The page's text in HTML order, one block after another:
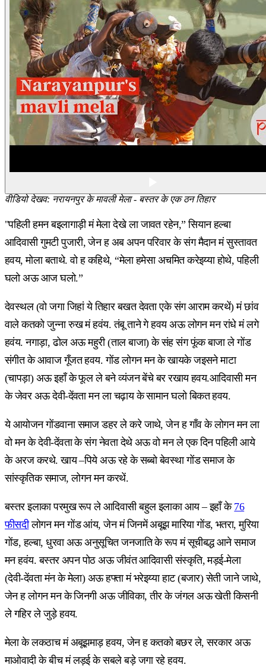
वीडियो देखव: नरायनपुर के मावली मेला - बस्तर के एक ठन तिहार
"पहिली हमन बइलागाड़ी मं मेला देखे ला जावत रहेन,” सियान हल्बा
आदिवासी गुमटी पुजारी, जेन ह अब अपन परिवार के संग मैदान मं सुस्तावत
हवय, मोला बताथे. वो ह कहिथे, “मेला हमेसा अचमित करेइय्या होथे, पहिली
घलो अऊ आज घलो.”
देवस्थल (वो जगा जिहां ये तिहार बखत देवता एके संग आराम करथें) मं छांव
वाले कतको जुन्ना रुख मं हवंय. तंबू ताने गे हवय अऊ लोगन मन रांधे मं लगे
हवंय. नगाड़ा, ढोल अऊ महुरी (ताल बाजा) के संह संग फूंक बाजा ले गोंड
संगीत के आवाज गूँजत हवय. गोंड लोगन मन के खायके जइसने माटा
(चापड़ा) अऊ इहाँ के फूल ले बने व्यंजन बेंचे बर रखाय हवय.आदिवासी मन
के जेवर अऊ देवी-देंवता मन ला चढ़ाय के सामान घलो बिकत हवय.
ये आयोजन गोंडवाना समाज डहर ले करे जाथे, जेन ह गाँव के लोगन मन ला
वो मन के देवी-देंवता के संग नेवता देथे अऊ वो मन ले एक दिन पहिली आये
के अरज करथे. खाय –पिये अऊ रहे के सब्बो बेवस्था गोंड समाज के
सांस्कृतिक समाज, लोगन मन करथें.
बस्तर इलाका परमुख रूप ले आदिवासी बहुल इलाका आय – इहाँ के 76
फीसदीलोगन मन गोंड आंय, जेन मं जिनमें अबूझ मारिया गोंड, भतरा, मुरिया
गोंड, हल्बा, धुरवा अऊ अनुसूचित जनजाति के रूप मं सूचीबद्ध आने समाज
मन हवंय. बस्तर अपन पोठ अऊ जीवंत आदिवासी संस्कृति, मड़ई-मेला
(देवी-देंवता मंन के मेला) अऊ हफ्ता मं भरेइय्या हाट (बजार) सेती जाने जाथे,
जेन ह लोगन मन के जिनगी अऊ जीविका, तीर के जंगल अऊ खेती किसनी
ले गहिर ले जुड़े हवय.
मेला के लकठाच मं अबूझमाड़ हवय, जेन ह कतको बछर ले, सरकार अऊ
माओवादी के बीच मं लड़ई के सबले बड़े जगा रहे हवय.